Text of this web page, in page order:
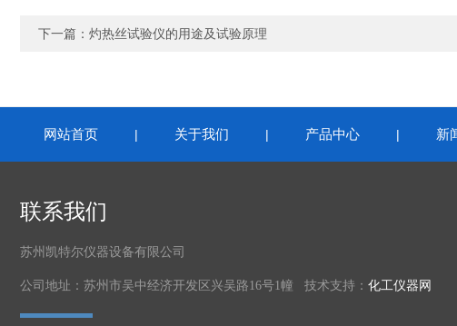
下一篇： 灼热丝试验仪的用途及试验原理
网站首页 | 关于我们 | 产品中心 | 新
联系我们
苏州凯特尔仪器设备有限公司
公司地址：苏州市吴中经济开发区兴吴路16号1幢 技术支持： 化工仪器网